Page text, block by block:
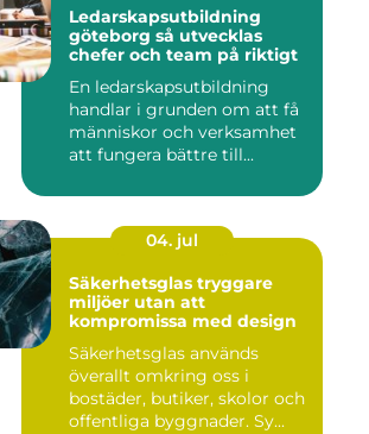
Ledarskapsutbildning
göteborg så utvecklas
chefer och team på riktigt
En ledarskapsutbildning
handlar i grunden om att få
människor och verksamhet
att fungera bättre till...
04. jul
Säkerhetsglas tryggare
miljöer utan att
kompromissa med design
Säkerhetsglas används
överallt omkring oss i
bostäder, butiker, skolor och
offentliga byggnader. Sy...